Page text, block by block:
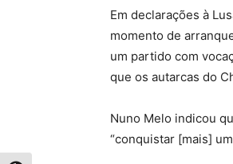
Em declarações à
momento de
um partido com
que os autarcas do
Nuno Melo indicou
“conquistar [mais]